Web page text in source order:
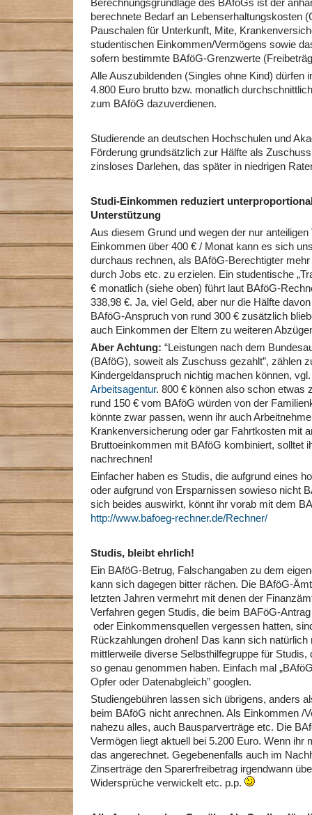
Berechnungsgrundlage des BAföGs ist der
berechnete Bedarf an Lebenserhaltungskosten
Pauschalen für Unterkunft, Mite,
studentischen Einkommen/Vermögens sowie
sofern bestimmte BAföG-Grenzwerte
Alle Auszubildenden (Singles ohne Kind) dürfen
4.800 Euro brutto bzw. monatlich
zum BAföG dazuverdienen.
Studierende an deutschen Hochschulen und
Förderung grundsätzlich zur Hälfte als
zinsloses Darlehen, das später in niedrigen
Studi-Einkommen reduziert
Unterstützung
Aus diesem Grund und wegen der nur
Einkommen über 400 € / Monat kann es sich
durchaus rechnen, als BAföG-Berechtigter
durch Jobs etc. zu erzielen. Ein studentische
€ monatlich (siehe oben) führt laut BAföG-
338,98 €. Ja, viel Geld, aber nur die Hälfte
BAföG-Anspruch von rund 300 € zusätzlich
auch Einkommen der Eltern zu weiteren
Aber Achtung: “Leistungen nach dem
(BAföG), soweit als Zuschuss gezahlt”, zählen
Kindergeldanspruch nichtig machen können,
Arbeitsagentur. 800 € können also schon etwas
rund 150 € vom BAföG würden von der
könnte zwar passen, wenn ihr auch
Krankenversicherung oder gar Fahrtkosten mit
Bruttoeinkommen mit BAföG kombiniert, solltet
nachrechnen!
Einfacher haben es Studis, die aufgrund eines
oder aufgrund von Ersparnissen sowieso nicht
sich beides auswirkt, könnt ihr vorab mit dem
http://www.bafoeg-rechner.de/Rechner/
Studis, bleibt ehrlich!
Ein BAföG-Betrug, Falschangaben zu dem
kann sich dagegen bitter rächen. Die BAföG-
letzten Jahren vermehrt mit denen der
Verfahren gegen Studis, die beim BAFöG-
oder Einkommensquellen vergessen hatten,
Rückzahlungen drohen! Das kann sich
mittlerweile diverse Selbsthilfegruppe für
so genau genommen haben. Einfach mal
Opfer oder Datenabgleich” googlen.
Studiengebühren lassen sich übrigens, anders
beim BAföG nicht anrechnen. Als Einkommen /
nahezu alles, auch Bausparverträge etc. Die
Vermögen liegt aktuell bei 5.200 Euro. Wenn ihr
das angerechnet. Gegebenenfalls auch im
Zinserträge den Sparerfreibetrag irgendwann
Widersprüche verwickelt etc. p.p.